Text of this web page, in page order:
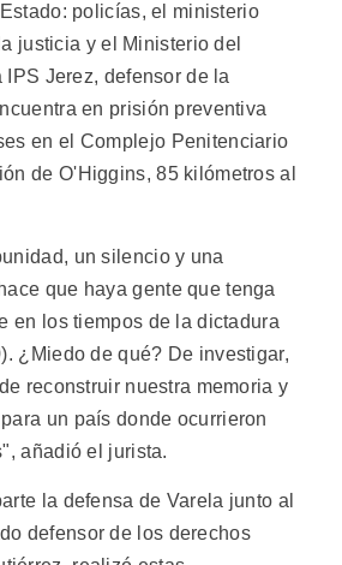
policías, el ministerio
justicia y el Ministerio del
IPS Jerez, defensor de la
en prisión preventiva
en el Complejo Penitenciario
de O'Higgins, 85 kilómetros al
un silencio y una
que haya gente que tenga
en los tiempos de la dictadura
¿Miedo de qué? De investigar,
reconstruir nuestra memoria y
un país donde ocurrieron
añadió el jurista.
la defensa de Varela junto al
defensor de los derechos